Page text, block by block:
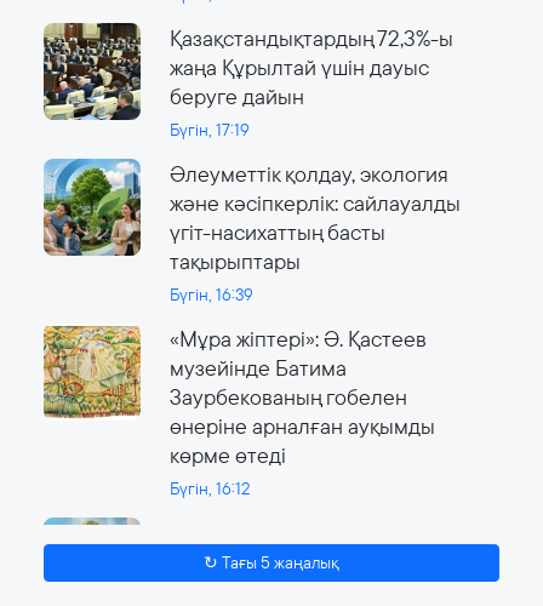
Қазақстандықтардың 72,3%-ы
жаңа Құрылтай үшін дауыс
беруге дайын
Бүгін, 17:19
Әлеуметтік қолдау, экология
және кәсіпкерлік: сайлауалды
үгіт-насихаттың басты
тақырыптары
Бүгін, 16:39
«Мұра жіптері»: Ә. Қастеев
музейінде Батима
Заурбекованың гобелен
өнеріне арналған ауқымды
көрме өтеді
Бүгін, 16:12
жұмыс істейді
↻ Тағы 5 жаңалық